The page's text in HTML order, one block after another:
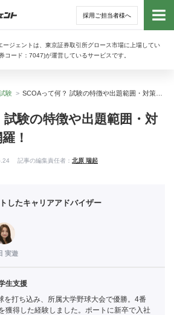
採用ご担当者様へ
ージェントは、東京証券取引所グロース市場に上場してい
コード：7047)が運営しているサービスです。
トッ
験
験の特徴や出題範囲・対
！
記事の編集責任者： 北原 瑞起
したキャリアアドバイザー
実遊
生支援
を打ち込み、所属大学野球大会で優勝。4番
獲得した経験しました。ポートに新卒で入社